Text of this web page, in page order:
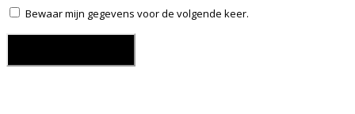
Bewaar mijn gegevens voor de volgende keer.